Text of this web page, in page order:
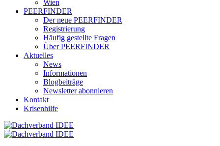
Wien
PEERFINDER
Der neue PEERFINDER
Registrierung
Häufig gestellte Fragen
Über PEERFINDER
Aktuelles
News
Informationen
Blogbeiträge
Newsletter abonnieren
Kontakt
Krisenhilfe